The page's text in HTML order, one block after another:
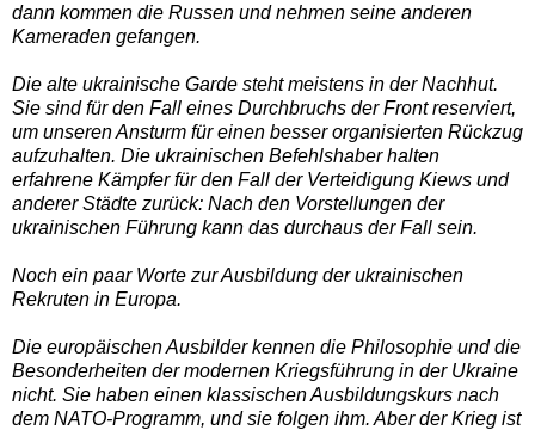
dann kommen die Russen und nehmen seine anderen
Kameraden gefangen.
Die alte ukrainische Garde steht meistens in der Nachhut.
Sie sind für den Fall eines Durchbruchs der Front reserviert,
um unseren Ansturm für einen besser organisierten Rückzug
aufzuhalten. Die ukrainischen Befehlshaber halten
erfahrene Kämpfer für den Fall der Verteidigung Kiews und
anderer Städte zurück: Nach den Vorstellungen der
ukrainischen Führung kann das durchaus der Fall sein.
Noch ein paar Worte zur Ausbildung der ukrainischen
Rekruten in Europa.
Die europäischen Ausbilder kennen die Philosophie und die
Besonderheiten der modernen Kriegsführung in der Ukraine
nicht. Sie haben einen klassischen Ausbildungskurs nach
dem NATO-Programm, und sie folgen ihm. Aber der Krieg ist